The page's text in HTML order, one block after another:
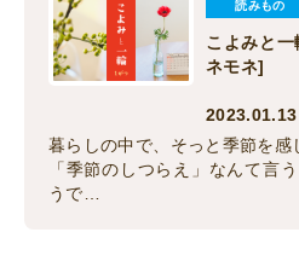
読みもの
こよみと
ネモネ]
暮らしの中で、そっと季節を
「季節のしつらえ」なんて言
うで…